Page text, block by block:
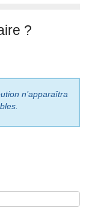
?
n’apparaîtra